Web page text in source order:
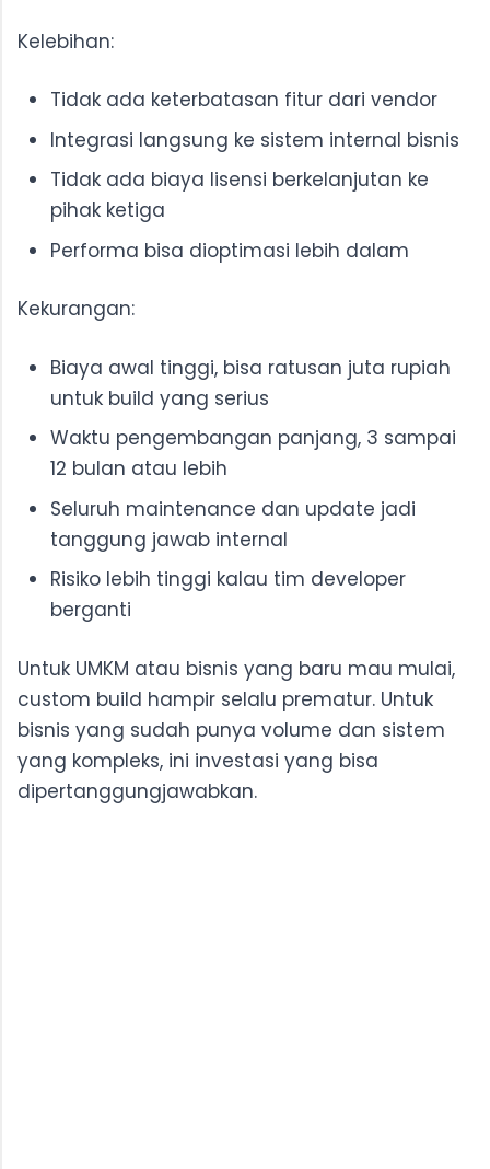
Kelebihan:
Tidak ada keterbatasan fitur dari vendor
Integrasi langsung ke sistem internal bisnis
Tidak ada biaya lisensi berkelanjutan ke
pihak ketiga
Performa bisa dioptimasi lebih dalam
Kekurangan:
Biaya awal tinggi, bisa ratusan juta rupiah
untuk build yang serius
Waktu pengembangan panjang, 3 sampai
12 bulan atau lebih
Seluruh maintenance dan update jadi
tanggung jawab internal
Risiko lebih tinggi kalau tim developer
berganti
Untuk UMKM atau bisnis yang baru mau mulai,
custom build hampir selalu prematur. Untuk
bisnis yang sudah punya volume dan sistem
yang kompleks, ini investasi yang bisa
dipertanggungjawabkan.